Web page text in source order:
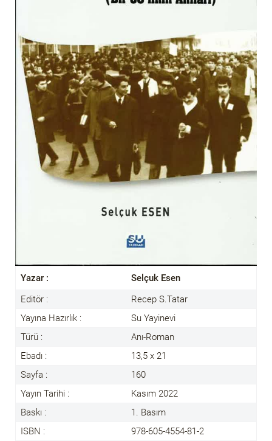
Yazar :
Selçuk Esen
Editör :
Recep S.Tatar
Yayına Hazırlık :
Su Yayinevi
Türü :
Anı-Roman
Ebadı :
13,5 x 21
Sayfa :
160
Yayın Tarihi :
Kasım 2022
Baskı :
1. Basım
ISBN :
978-605-4554-81-2